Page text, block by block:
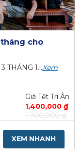
tháng cho
THÁNG 1...Xem
Giá Tết Tri Ân
1,400,000 ₫
1,700,000 ₫
XEM NHANH